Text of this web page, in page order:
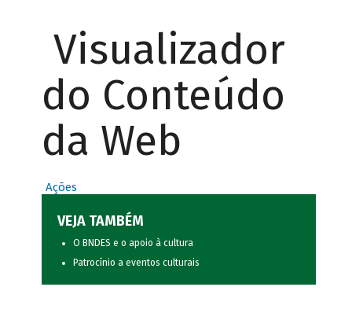
Visualizador
do Conteúdo
da Web
Ações
VEJA TAMBÉM
O BNDES e o apoio à cultura
Patrocínio a eventos culturais